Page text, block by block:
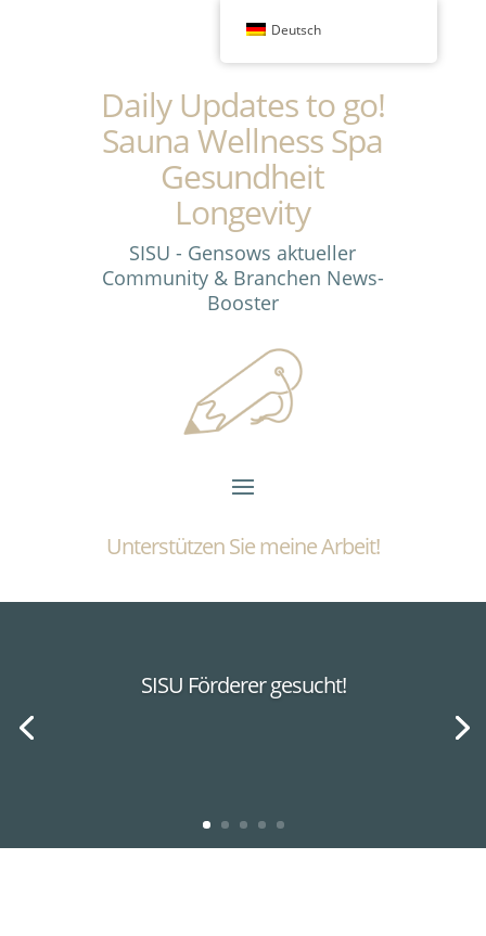
Daily Updates to go!
Sauna Wellness Spa
Gesundheit
Longevity
SISU - Gensows aktueller
Community & Branchen News-
Booster
Unterstützen Sie meine Arbeit!
SISU Förderer gesucht!
Deutsch